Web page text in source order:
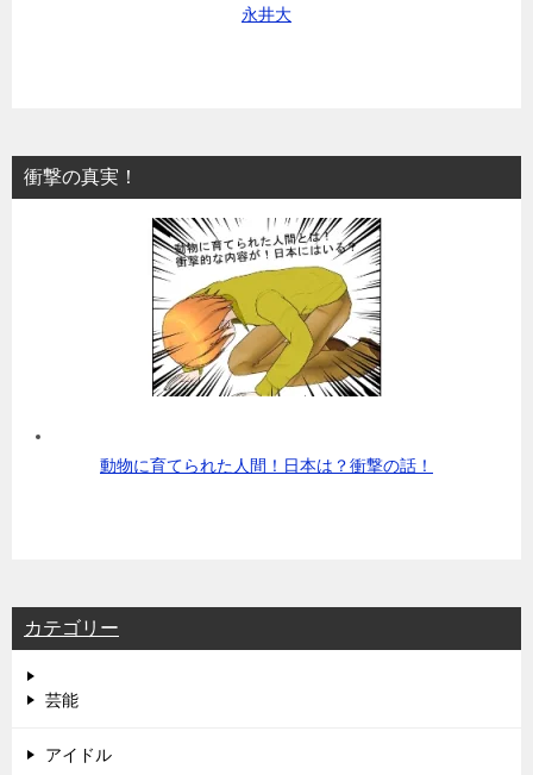
永井大
衝撃の真実！
動物に育てられた人間！日本は？衝撃の話！
カテゴリー
芸能
アイドル